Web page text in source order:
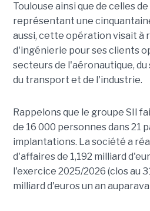
Toulouse ainsi que de celles
représentant une
aussi, cette opération visait à
d'ingénierie pour ses clients
secteurs de l'aéronautique, du
du transport et de l'industrie.
Rappelons que le groupe SII
de 16 000 personnes dans 21
implantations. La société a
d'affaires de 1,192 milliard
l'exercice 2025/2026 (clos au
milliard d'euros un an